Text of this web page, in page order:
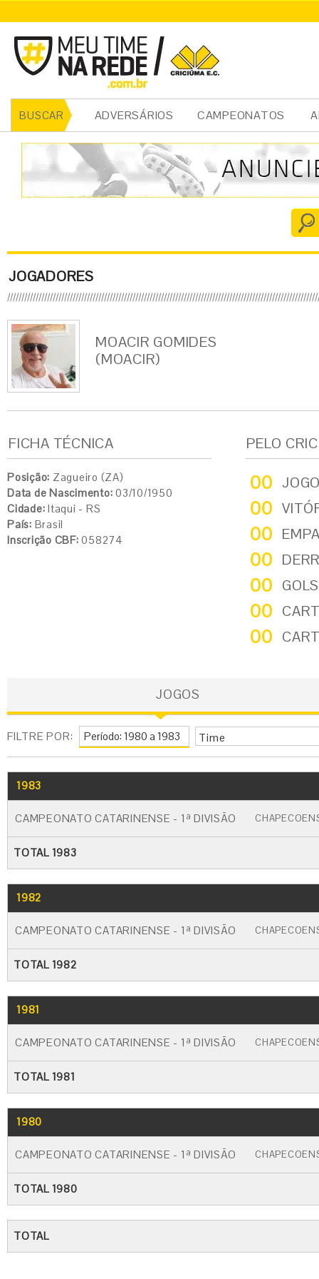
BUSCAR ADVERSÁRIOS CAMPEONATOS
JOGADORES
MOACIR GOMIDES
(MOACIR)
FICHA TÉCNICA
Posição: Zagueiro (ZA)
Data de Nascimento: 03/10/1950
Cidade: Itaqui - RS
País: Brasil
Inscrição CBF: 058274
PELO
00
00
00
00
00
00
00
JOGOS
FILTRE POR: Time
1983
CAMPEONATO CATARINENSE - 1ª DIVISÃO
TOTAL 1983
1982
CAMPEONATO CATARINENSE - 1ª DIVISÃO
TOTAL 1982
1981
CAMPEONATO CATARINENSE - 1ª DIVISÃO
TOTAL 1981
1980
CAMPEONATO CATARINENSE - 1ª DIVISÃO
TOTAL 1980
TOTAL